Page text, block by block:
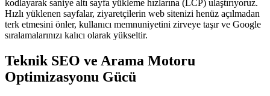
kodlayarak saniye altı sayfa yükleme hızlarına (LCP) ulaştırıyoruz.
Hızlı yüklenen sayfalar, ziyaretçilerin web sitenizi henüz açılmadan
terk etmesini önler, kullanıcı memnuniyetini zirveye taşır ve Google
sıralamalarınızı kalıcı olarak yükseltir.
Teknik SEO ve Arama Motoru
Optimizasyonu Gücü